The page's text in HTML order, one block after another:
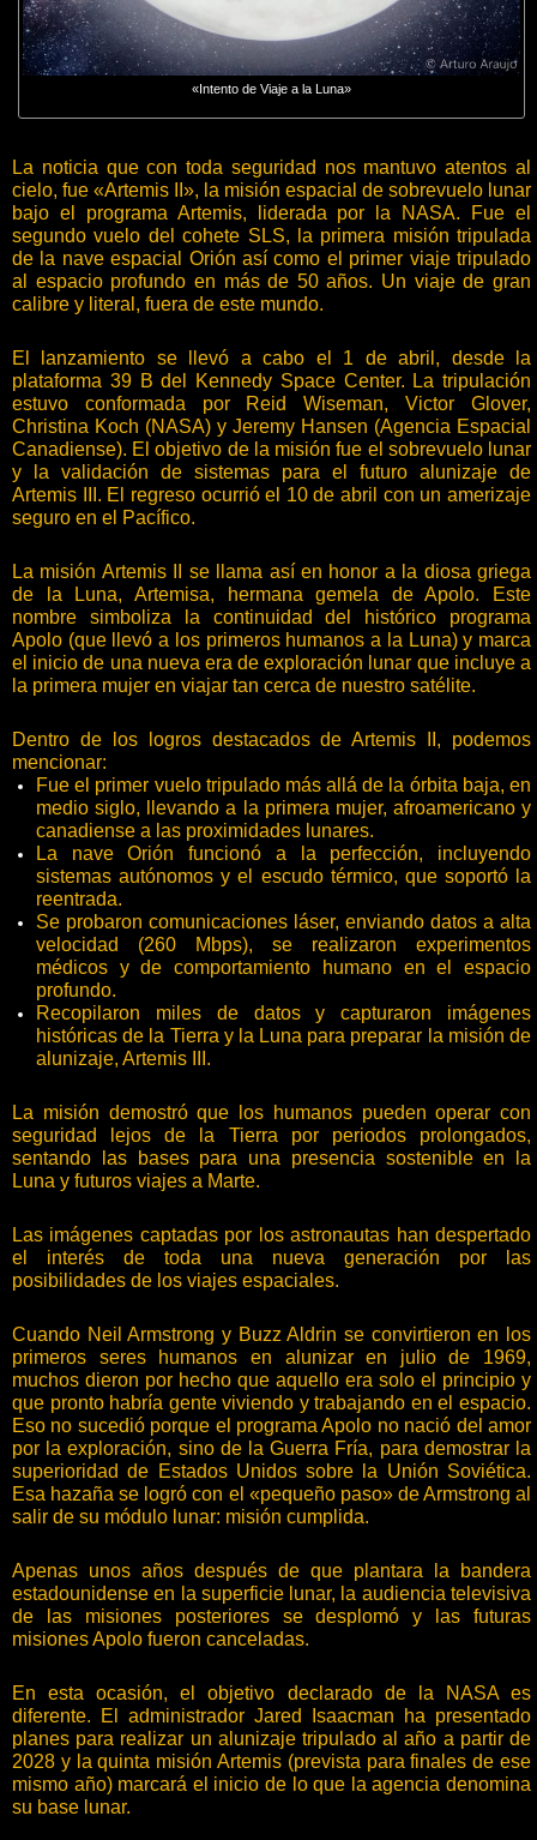
«Intento de Viaje a la Luna»
La noticia que con toda seguridad nos mantuvo atentos al
cielo, fue «Artemis II», la misión espacial de sobrevuelo lunar
bajo el programa Artemis, liderada por la NASA. Fue el
segundo vuelo del cohete SLS, la primera misión tripulada
de la nave espacial Orión así como el primer viaje tripulado
al espacio profundo en más de 50 años. Un viaje de gran
calibre y literal, fuera de este mundo.
El lanzamiento se llevó a cabo el 1 de abril, desde la
plataforma 39 B del Kennedy Space Center. La tripulación
estuvo conformada por Reid Wiseman, Victor Glover,
Christina Koch (NASA) y Jeremy Hansen (Agencia Espacial
Canadiense). El objetivo de la misión fue el sobrevuelo lunar
y la validación de sistemas para el futuro alunizaje de
Artemis III. El regreso ocurrió el 10 de abril con un amerizaje
seguro en el Pacífico.
La misión Artemis II se llama así en honor a la diosa griega
de la Luna, Artemisa, hermana gemela de Apolo. Este
nombre simboliza la continuidad del histórico programa
Apolo (que llevó a los primeros humanos a la Luna) y marca
el inicio de una nueva era de exploración lunar que incluye a
la primera mujer en viajar tan cerca de nuestro satélite.
Dentro de los logros destacados de Artemis II, podemos
mencionar:
Fue el primer vuelo tripulado más allá de la órbita baja, en
medio siglo, llevando a la primera mujer, afroamericano y
canadiense a las proximidades lunares.
La nave Orión funcionó a la perfección, incluyendo
sistemas autónomos y el escudo térmico, que soportó la
reentrada.
Se probaron comunicaciones láser, enviando datos a alta
velocidad (260 Mbps), se realizaron experimentos
médicos y de comportamiento humano en el espacio
profundo.
Recopilaron miles de datos y capturaron imágenes
históricas de la Tierra y la Luna para preparar la misión de
alunizaje, Artemis III.
La misión demostró que los humanos pueden operar con
seguridad lejos de la Tierra por periodos prolongados,
sentando las bases para una presencia sostenible en la
Luna y futuros viajes a Marte.
Las imágenes captadas por los astronautas han despertado
el interés de toda una nueva generación por las
posibilidades de los viajes espaciales.
Cuando Neil Armstrong y Buzz Aldrin se convirtieron en los
primeros seres humanos en alunizar en julio de 1969,
muchos dieron por hecho que aquello era solo el principio y
que pronto habría gente viviendo y trabajando en el espacio.
Eso no sucedió porque el programa Apolo no nació del amor
por la exploración, sino de la Guerra Fría, para demostrar la
superioridad de Estados Unidos sobre la Unión Soviética.
Esa hazaña se logró con el «pequeño paso» de Armstrong al
salir de su módulo lunar: misión cumplida.
Apenas unos años después de que plantara la bandera
estadounidense en la superficie lunar, la audiencia televisiva
de las misiones posteriores se desplomó y las futuras
misiones Apolo fueron canceladas.
En esta ocasión, el objetivo declarado de la NASA es
diferente. El administrador Jared Isaacman ha presentado
planes para realizar un alunizaje tripulado al año a partir de
2028 y la quinta misión Artemis (prevista para finales de ese
mismo año) marcará el inicio de lo que la agencia denomina
su base lunar.